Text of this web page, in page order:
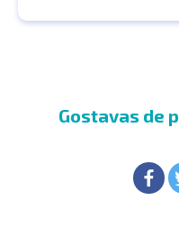
Gostavas de